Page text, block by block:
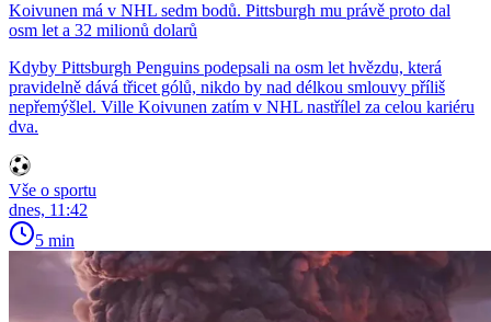
Koivunen má v NHL sedm bodů. Pittsburgh mu právě proto dal
osm let a 32 milionů dolarů
Kdyby Pittsburgh Penguins podepsali na osm let hvězdu, která
pravidelně dává třicet gólů, nikdo by nad délkou smlouvy příliš
nepřemýšlel. Ville Koivunen zatím v NHL nastřílel za celou kariéru
dva.
Vše o sportu
dnes, 11:42
5 min